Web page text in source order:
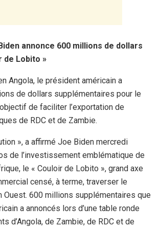
annonce 600 millions de dollars
de Lobito »
Angola, le président américain a
de dollars supplémentaires pour le
de faciliter l’exportation de
de RDC et de Zambie.
», a affirmé Joe Biden mercredi
de l’investissement emblématique de
le « Couloir de Lobito », grand axe
censé, à terme, traverser le
Ouest. 600 millions supplémentaires que
a annoncés lors d’une table ronde
d’Angola, de Zambie, de RDC et de